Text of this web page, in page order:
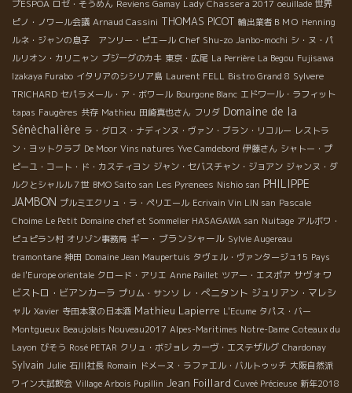
プESPOA ロゼ・そうめん Reviens Gamay Lady Chassera 2017 oeuillade 世界
ピノ・ノワール会議 Arnaud Cassini THOMAS PICOT 輸出業者ＢＭＯ Henning
ルネ・ジャンの息子 アンリー・ピエール Chef Shu-zo Janbo-mochi シ・ヌ・パ
ルリオン・カリニャン ブジーグのカキ 東京・広尾 La Perrière La Begou Fujisawa
Izakaya Furabo イタリアのシシリア島 Laurent FELL Bistro Grand 8 Sylvere
TRICHARD セパラメール・ア・ボワール Bourgone Blanc エドワール・ラフィット
tapas Faugères 共存 Mathieu 田崎真也さん フリダ Domaine de la
Sénèchalière ラ・グロス・ナディンヌ・ヴァン・ブラン・リコルー レストラ
ン・ヨットクラブ De Moor Vins natures Yve Camdebord 伊藤さん シャトー・プ
ピーユ・コート・ド・カスティヨン ジャン・セバスチャン・ジョアン ジャンヌ・ダ
ルクとシャルル７世 BMO Saito san Les Pyrenees Nishio san PHILIPPE
JAMBON プルミエクリュ・ラ・ペリエール Ecrivain Vin LIN san Pascale
Choime Le Petit Domaine chef et Sommelier HASAGAWA san Nuitage アルボワ・
ピュピラン村 オリゾン事務局 ギー・ブランシャール Sylvie Augereau
tramontane 神田 Domaine Jean Maupertuis タヴェル・ヴァンタージュ15 Pays
de l'Europe orientale クロード・アリエ Anne Paillet ツアー・エスポア サヴォワ
ビストロ・ビアンカーラ プリム・サンソ レ・ぺニタント ジュリアン・マレシ
ャル Xavier 寺田本家の日本酒 Mathieu Lapierre L'Ecume タパス・バー
Montgueux Beaujolais Nouveau2017 Alpes-Maritimes Notre-Dame Coteaux du
Layon びそう Rosé PETAR クリュ・ボジョレ カーヴ・エステザルグ Chardonay
Sylvain Julie 石川社長 Romain ドメーヌ・ラファエル・バルトゥッチ 大阪自然派
ワイン大試飲会 Village Arbois Pupillin Jean Foillard Cuveé Précieuse 新年2018